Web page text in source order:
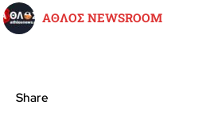
ΑΘΛΟΣ NEWSROOM
Share